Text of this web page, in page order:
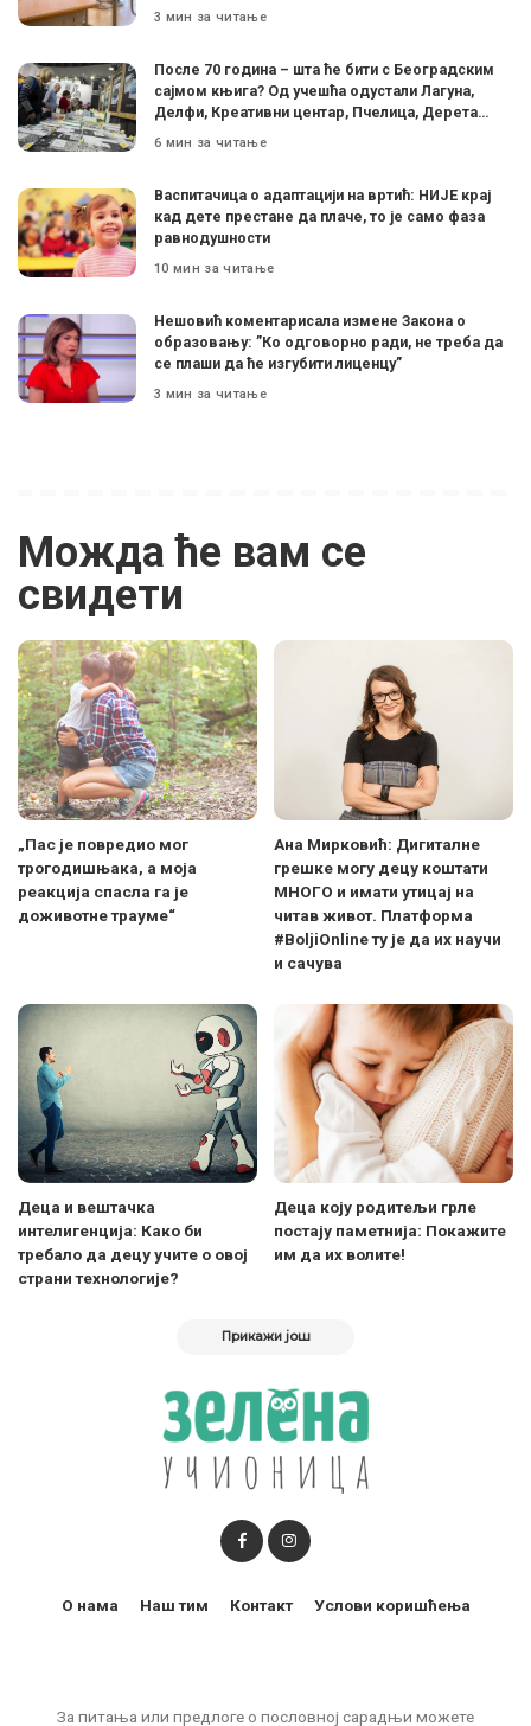
3 мин за читање
После 70 година – шта ће бити с Београдским
сајмом књига? Од учешћа одустали Лагуна,
Делфи, Креативни центар, Пчелица, Дерета…
6 мин за читање
Васпитачица о адаптацији на вртић: НИЈЕ крај
кад дете престане да плаче, то је само фаза
равнодушности
10 мин за читање
Нешовић коментарисала измене Закона о
образовању: ”Ко одговорно ради, не треба да
се плаши да ће изгубити лиценцу”
3 мин за читање
Можда ће вам се
свидети
„Пас је повредио мог
трогодишњака, а моја
реакција спасла га је
доживотне трауме“
Ана Мирковић: Дигиталне
грешке могу децу коштати
МНОГО и имати утицај на
читав живот. Платформа
#BoljiOnline ту је да их научи
и сачува
Деца и вештачка
интелигенција: Како би
требало да децу учите о овој
страни технологије?
Деца коју родитељи грле
постају паметнија: Покажите
им да их волите!
Прикажи још
За питања или предлоге о пословној сарадњи можете
О нама Наш тим Контакт Услови коришћења